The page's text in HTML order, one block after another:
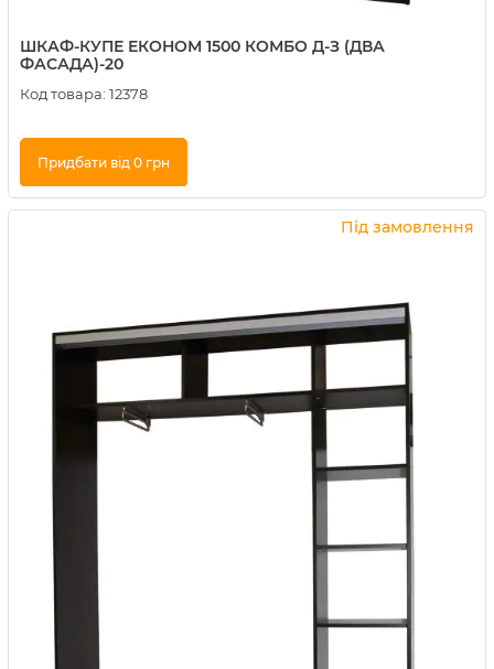
ШКАФ-КУПЕ ЕКОНОМ 1500 КОМБО Д-З (ДВА
ФАСАДА)-20
Код товара: 12378
Придбати від 0 грн
Купити в 1 клік
Під замовлення